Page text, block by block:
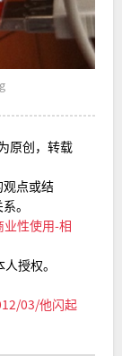
原创，转载
点或结
。
性使用-相
授权。
03/他闪起